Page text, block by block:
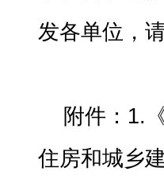
发各单位，
附件：1.《
住房和城乡